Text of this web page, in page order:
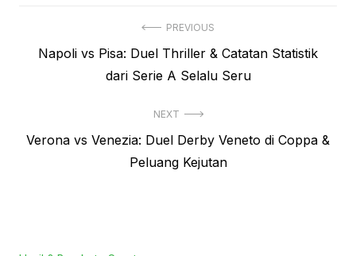
pos
PREVIOUS
Previous
Napoli vs Pisa: Duel Thriller & Catatan Statistik
dari Serie A Selalu Seru
NEXT
Next
Verona vs Venezia: Duel Derby Veneto di Coppa &
Peluang Kejutan